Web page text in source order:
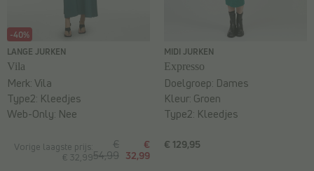
-40%
LANGE JURKEN
Vila
Vorige laagste prijs:
€ 32,99
€
54,99
€
32,99
Merk:Vila
Type2: Kleedjes
Web-Only: Nee
MIDI JURKEN
Expresso
€ 129,95
Doelgroep: Dames
Kleur: Groen
Type2: Kleedjes